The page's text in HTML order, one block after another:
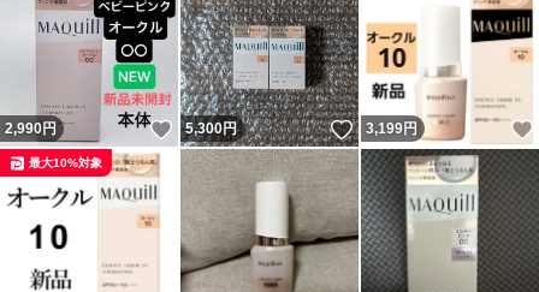
2,990円 いいね！
5,300円 いいね！
3,199円
最大10%対象